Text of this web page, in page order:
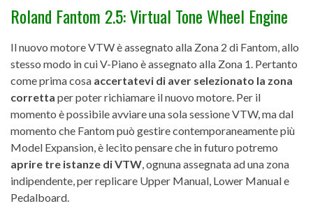
Roland Fantom 2.5: Virtual Tone Wheel Engine
Il nuovo motore VTW è assegnato alla Zona 2 di Fantom, allo
stesso modo in cui V-Piano è assegnato alla Zona 1. Pertanto
come prima cosa accertatevi di aver selezionato la zona
corretta per poter richiamare il nuovo motore. Per il
momento è possibile avviare una sola sessione VTW, ma dal
momento che Fantom può gestire contemporaneamente più
Model Expansion, è lecito pensare che in futuro potremo
aprire tre istanze di VTW, ognuna assegnata ad una zona
indipendente, per replicare Upper Manual, Lower Manual e
Pedalboard.